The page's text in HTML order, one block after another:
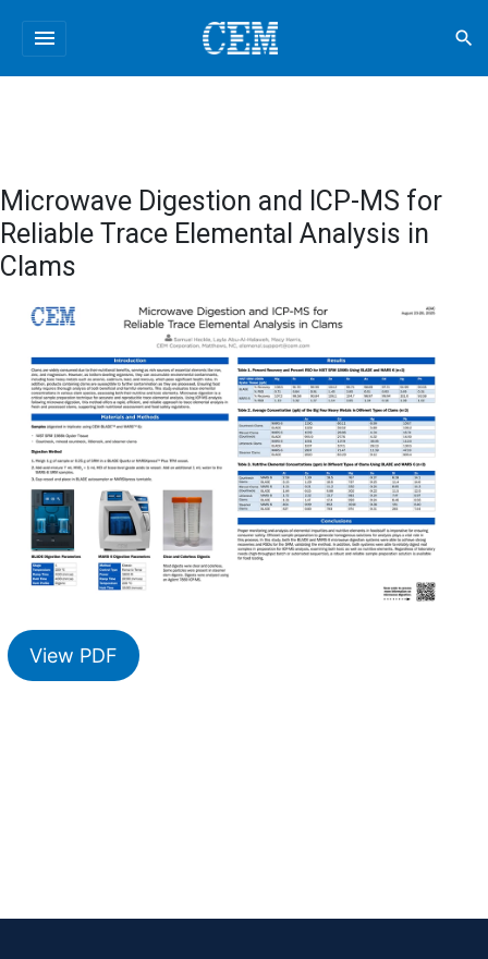
menu search
Microwave Digestion and ICP-MS for
Reliable Trace Elemental Analysis in
Clams
View PDF